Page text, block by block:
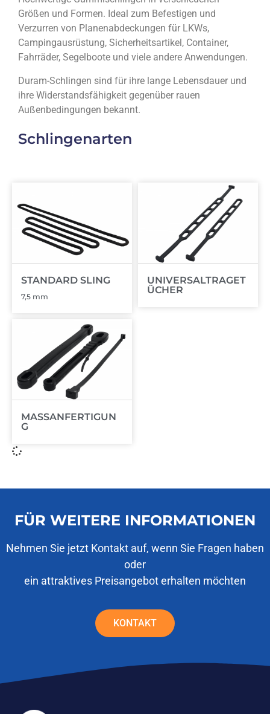
Größen und Formen. Ideal zum Befestigen und
Verzurren von Planenabdeckungen für LKWs,
Campingausrüstung, Sicherheitsartikel, Container,
Fahrräder, Segelboote und viele andere Anwendungen.
Duram-Schlingen sind für ihre lange Lebensdauer und
ihre Widerstandsfähigkeit gegenüber rauen
Außenbedingungen bekannt.
Schlingenarten
STANDARD SLING
7,5 mm
UNIVERSALTRAGET
ÜCHER
MASSANFERTIGUN
G
FÜR WEITERE INFORMATIONEN
Nehmen Sie jetzt Kontakt auf, wenn Sie Fragen haben
oder
ein attraktives Preisangebot erhalten möchten
KONTAKT